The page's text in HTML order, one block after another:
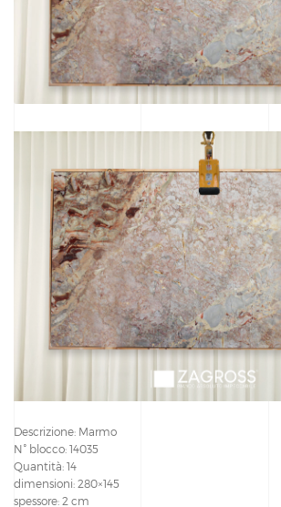
Descrizione: Marmo
N° blocco: 14035
Quantità: 14
dimensioni: 280×145
spessore: 2 cm